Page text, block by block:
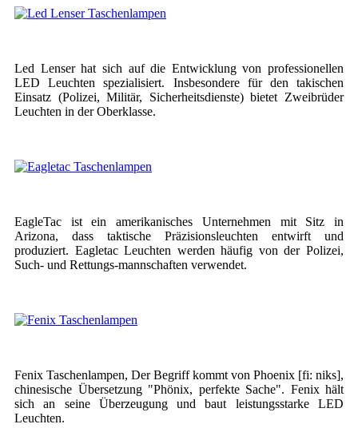
Led Lenser hat sich auf die Entwicklung von professionellen
LED Leuchten spezialisiert. Insbesondere für den takischen
Einsatz (Polizei, Militär, Sicherheitsdienste) bietet Zweibrüder
Leuchten in der Oberklasse.
EagleTac ist ein amerikanisches Unternehmen mit Sitz in
Arizona, dass taktische Präzisionsleuchten entwirft und
produziert. Eagletac Leuchten werden häufig von der Polizei,
Such- und Rettungs-mannschaften verwendet.
Fenix Taschenlampen, Der Begriff kommt von Phoenix [fi: niks],
chinesische Übersetzung "Phönix, perfekte Sache". Fenix hält
sich an seine Überzeugung und baut leistungsstarke LED
Leuchten.